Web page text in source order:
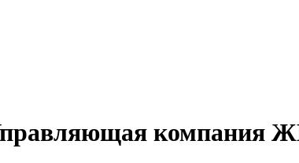
компания